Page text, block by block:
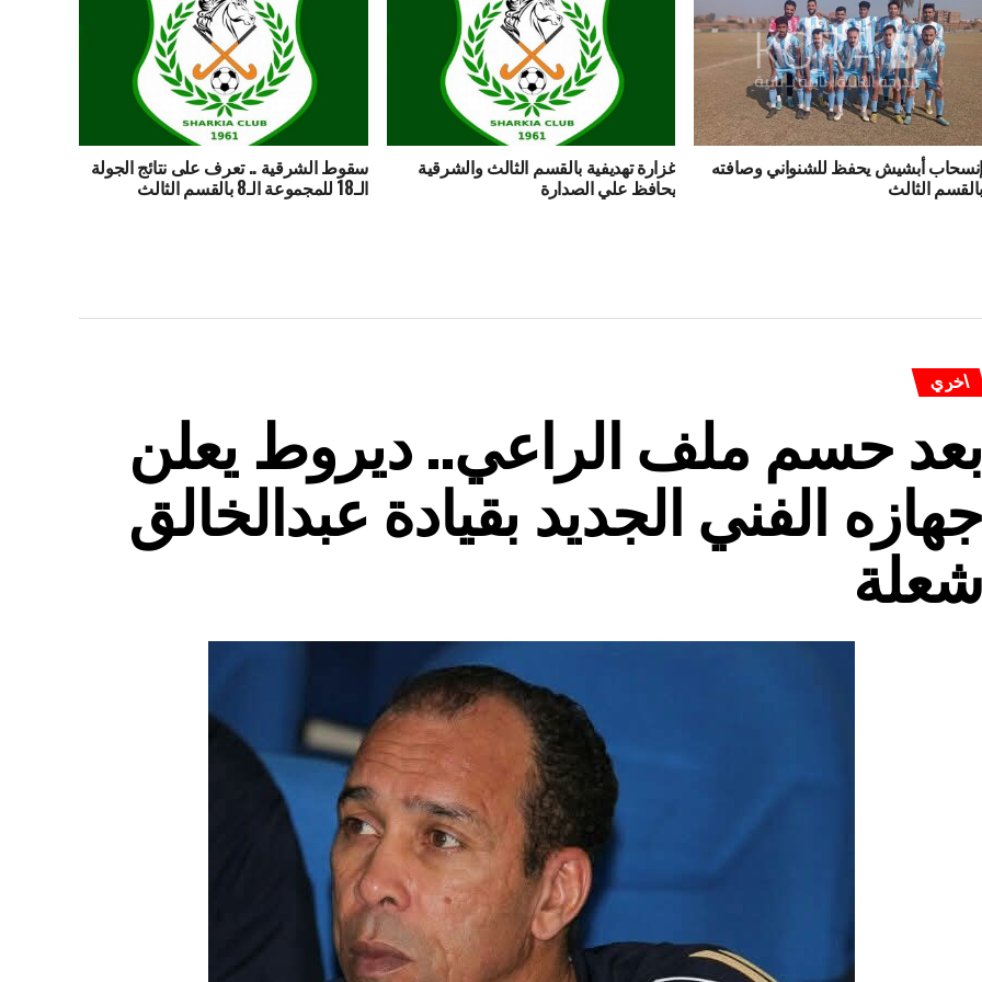
إنسحاب أبشيش يحفظ للشنواني وصافته
بالقسم الثالث
غزارة تهديفية بالقسم الثالث والشرقية
يحافظ علي الصدارة
سقوط الشرقية .. تعرف على نتائج الجولة
الـ18 للمجموعة الـ8 بالقسم الثالث
اخري
بعد حسم ملف الراعي.. ديروط يعلن
جهازه الفني الجديد بقيادة عبدالخالق
شعلة